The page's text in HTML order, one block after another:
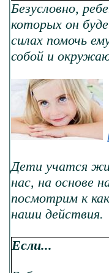
Безусловно,
которых он
силах помочь
собой и
Дети учатся
нас, на основе
посмотрим к
наши действия.
Если...